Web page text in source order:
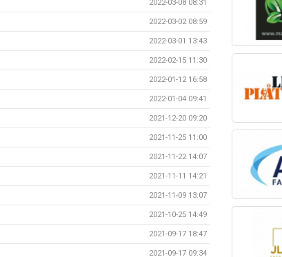
2022-03-08 08:31
2022-03-02 08:59
2022-03-01 13:43
2022-02-15 11:30
2022-01-12 16:58
2022-01-04 09:41
2021-12-20 09:20
2021-11-25 11:00
2021-11-22 14:07
2021-11-11 14:21
2021-11-09 13:07
2021-10-25 14:49
2021-09-17 18:47
2021-09-17 09:34